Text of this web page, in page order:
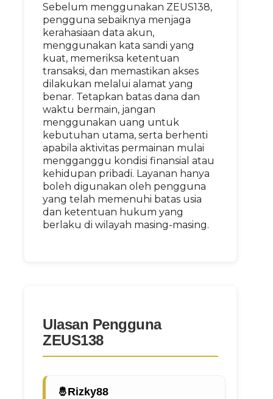
Sebelum menggunakan ZEUS138,
pengguna sebaiknya menjaga
kerahasiaan data akun,
menggunakan kata sandi yang
kuat, memeriksa ketentuan
transaksi, dan memastikan akses
dilakukan melalui alamat yang
benar. Tetapkan batas dana dan
waktu bermain, jangan
menggunakan uang untuk
kebutuhan utama, serta berhenti
apabila aktivitas permainan mulai
mengganggu kondisi finansial atau
kehidupan pribadi. Layanan hanya
boleh digunakan oleh pengguna
yang telah memenuhi batas usia
dan ketentuan hukum yang
berlaku di wilayah masing-masing.
Ulasan Pengguna
ZEUS138
Rizky88